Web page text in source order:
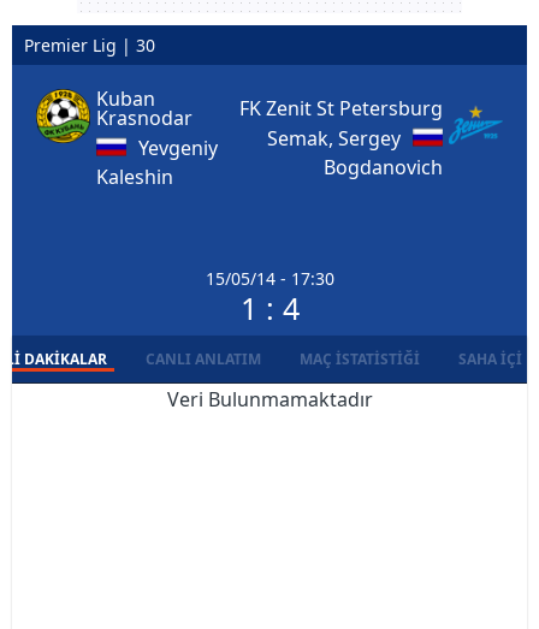
Premier Lig | 30
Kuban
Krasnodar
Yevgeniy
Kaleshin
15/05/14 - 17:30
1 : 4
FK Zenit St Petersburg
Semak, Sergey
Bogdanovich
DAKIKALAR CANLI ANLATIM MAÇ İSTATISTIĞI SAHA İÇI
Veri Bulunmamaktadır